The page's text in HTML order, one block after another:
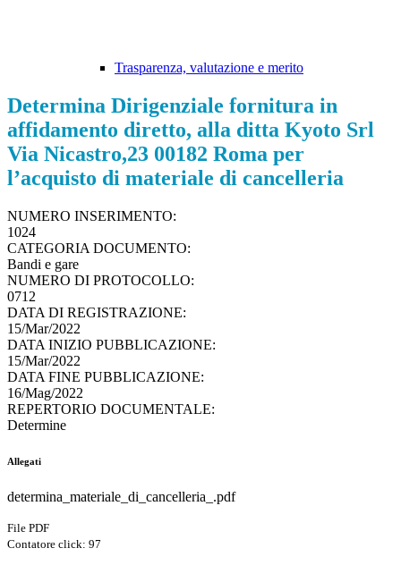
Trasparenza, valutazione e merito
Determina Dirigenziale fornitura in
affidamento diretto, alla ditta Kyoto Srl
Via Nicastro,23 00182 Roma per
l’acquisto di materiale di cancelleria
NUMERO INSERIMENTO:
1024
CATEGORIA DOCUMENTO:
Bandi e gare
NUMERO DI PROTOCOLLO:
0712
DATA DI REGISTRAZIONE:
15/Mar/2022
DATA INIZIO PUBBLICAZIONE:
15/Mar/2022
DATA FINE PUBBLICAZIONE:
16/Mag/2022
REPERTORIO DOCUMENTALE:
Determine
Allegati
determina_materiale_di_cancelleria_.pdf
File PDF
Contatore click: 97